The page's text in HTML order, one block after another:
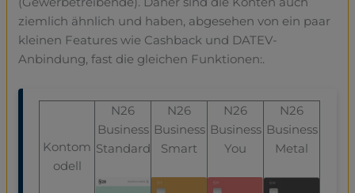
ziemlich ähnlich und haben, abgesehen von ein paar
kleinen Features wie Cashback und DATEV-
Anbindung, fast die gleichen Funktionen:.
Kontom
odell
N26
Business
Standard
N26
Business
Smart
N26
Business
You
N26
Business
Metal